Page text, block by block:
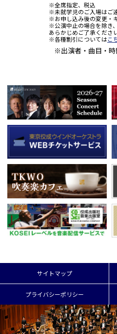
※全席指定、税込
※未就学児のご入場はご
※お申し込み後の変更・
※公演中止の場合を除き
あらかじめご了承ください
※各種割引についてはこ
※出演者・曲目・
サイトマップ
プライバシーポリシー